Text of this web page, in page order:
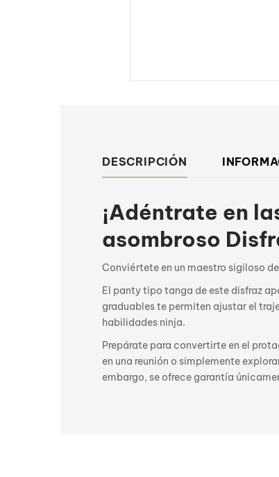
DESCRIPCIÓN
¡Adéntrate en
asombroso
Conviértete en un maestro sigiloso
El panty tipo tanga de este disfraz
graduables te permiten ajustar el
habilidades ninja.
Prepárate para convertirte en el
en una reunión o simplemente
embargo, se ofrece garantía